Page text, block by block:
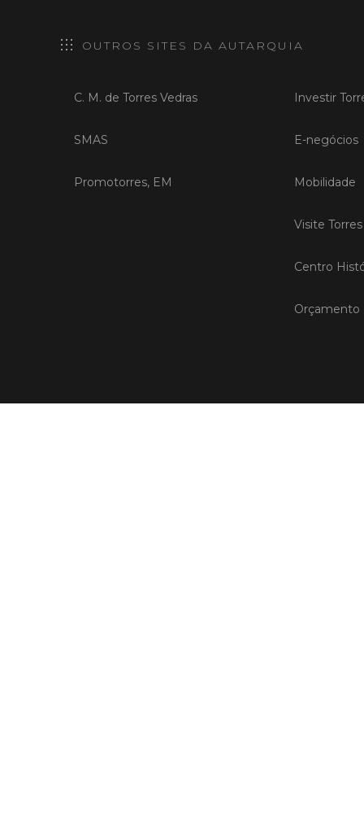
OUTROS SITES DA AUTARQUIA
C. M. de Torres Vedras
SMAS
Promotorres, EM
Investir
E-negócios
Mobilidade
Visite
Centro
Orçamento